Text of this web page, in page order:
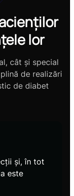
lor
cât și special
de realizări
de diabet
și, în tot
este